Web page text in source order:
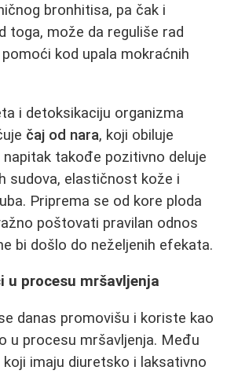
bronhitisa, pa čak i
toga, može da reguliše rad
kod upala mokraćnih
i detoksikaciju organizma
čaj od nara, koji obiluje
napitak takođe pozitivno deluje
sudova, elastičnost kože i
Priprema se od kore ploda
poštovati pravilan odnos
bi došlo do neželjenih efekata.
u procesu mršavljenja
danas promovišu i koriste kao
u procesu mršavljenja. Među
imaju diuretsko i laksativno